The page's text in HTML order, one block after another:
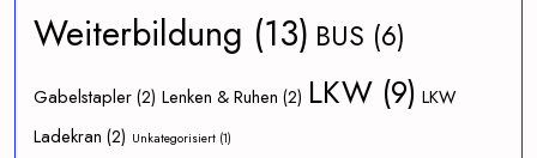
Weiterbildung (13) BUS (6)
Gabelstapler(2) Lenken & Ruhen (2) LKW (9) LKW
Ladekran (2) Unkategorisiert (1)